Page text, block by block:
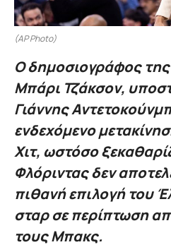
(AP Photo)
Ο δημοσιογράφος
Μπάρι Τζάκσον,
Γιάννης
ενδεχόμενο
Χιτ, ωστόσο
Φλόριντας δεν
πιθανή επιλογή του
σταρ σε περίπτωση
τους Μπακς.